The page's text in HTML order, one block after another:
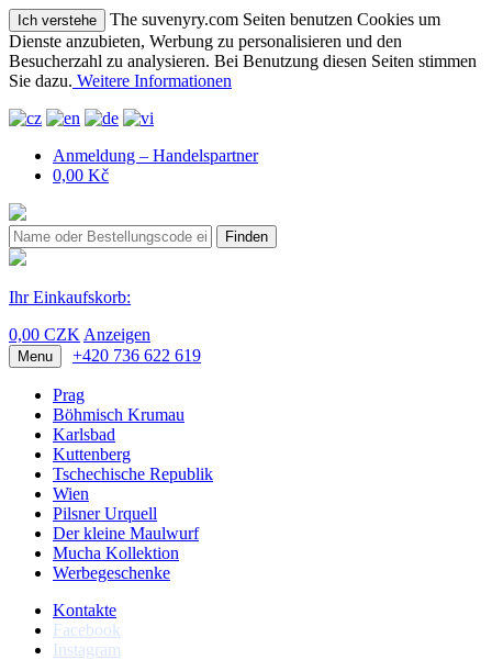
Ich verstehe
The suvenyry.com Seiten benutzen Cookies um
Dienste anzubieten, Werbung zu personalisieren und den
Besucherzahl zu analysieren. Bei Benutzung diesen Seiten stimmen
Sie dazu. Weitere Informationen
Anmeldung – Handelspartner
0,00 Kč
Finden
Ihr Einkaufskorb:
0,00 CZK Anzeigen
Menu +420 736 622 619
Prag
Böhmisch Krumau
Karlsbad
Kuttenberg
Tschechische Republik
Wien
Pilsner Urquell
Der kleine Maulwurf
Mucha Kollektion
Werbegeschenke
Kontakte
Facebook
Instagram